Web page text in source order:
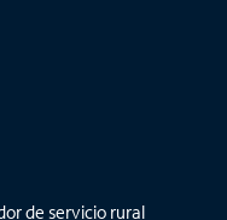
de servicio rural